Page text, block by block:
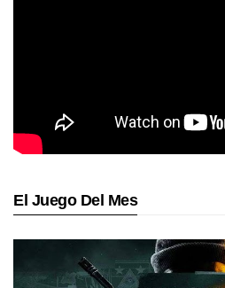
El Juego Del Mes